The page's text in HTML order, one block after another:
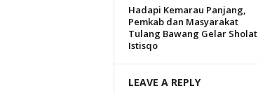
Hadapi Kemarau Panjang,
Pemkab dan Masyarakat
Tulang Bawang Gelar Sholat
Istisqo
LEAVE A REPLY